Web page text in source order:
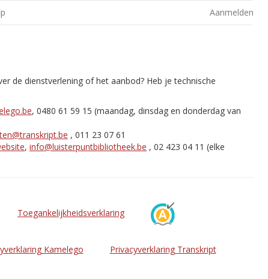
Aanmelden
de dienstverlening of het aanbod? Heb je technische
, 0480 61 59 15 (maandag, dinsdag en donderdag van
, 011 23 07 61
, info@luisterpuntbibliotheek.be , 02 423 04 11 (elke
Toegankelijkheidsverklaring
Kamelego Privacyverklaring Transkript